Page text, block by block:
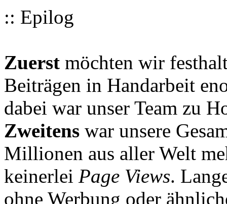
:: Epilog
Zuerst möchten wir
Beiträgen in Handarbeit
dabei war unser Team zu
Zweitens war unsere
Millionen aus aller Welt
keinerlei Page Views.
ohne Werbung oder